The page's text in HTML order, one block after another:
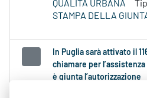
QUALITÀ URBANA
STAMPA DELLA
In Puglia sarà attivato il
chiamare per
è giunta l’autorizzazione